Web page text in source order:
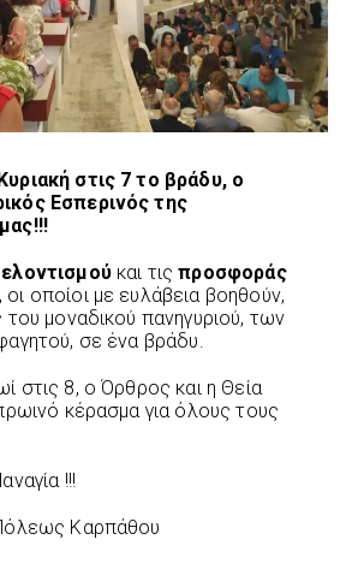
στις 7 το βράδυ, ο
Εσπερινός της
και τιςπροσφοράς
οποίοι με ευλάβεια βοηθούν,
του μοναδικού πανηγυριού, των
σε ένα βράδυ.
στις 8, ο Όρθρος και η Θεία
κέρασμα για όλους τους
!!!
Καρπάθου